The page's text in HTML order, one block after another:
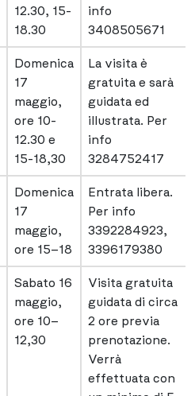
12.30, 15-
18.30
info
3408505671
Domenica
17
maggio,
ore 10-
12.30 e
15-18,30
La visita è
gratuita e sarà
guidata ed
illustrata. Per
info
3284752417
Domenica
17
maggio,
ore 15–18
Entrata libera.
Per info
3392284923,
3396179380
Sabato 16
maggio,
ore 10–
12,30
Visita gratuita
guidata di circa
2 ore previa
prenotazione.
Verrà
effettuata con